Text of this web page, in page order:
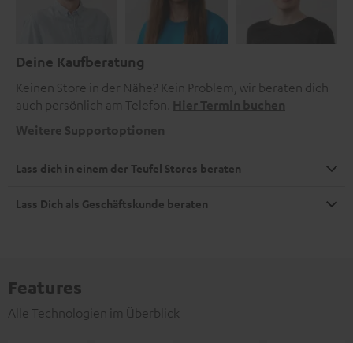
Deine Kaufberatung
Keinen Store in der Nähe? Kein Problem, wir beraten dich
auch persönlich am Telefon. Hier Termin buchen
Weitere Supportoptionen
Lass dich in einem der Teufel Stores beraten
Lass Dich als Geschäftskunde beraten
Features
Alle Technologien im Überblick